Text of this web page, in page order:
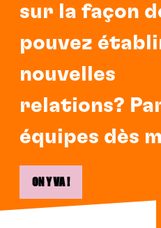
sur la façon
pouvez
nouvelles
relations?
équipes dès